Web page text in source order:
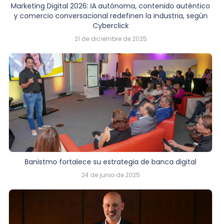
Marketing Digital 2026: IA autónoma, contenido auténtico
y comercio conversacional redefinen la industria, según
Cyberclick
21 de diciembre de 2025
Banistmo fortalece su estrategia de banca digital
24 de junio de 2025